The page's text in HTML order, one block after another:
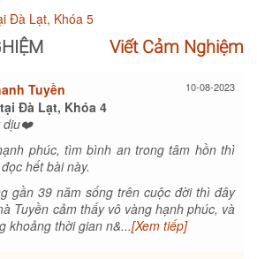
Đà Lạt, Khóa 5
Viết Cảm Nghiệm
Tuyền 10-08-2023
Đà Lạt, Khóa 4
dịu❤️
phúc, tìm bình an trong tâm hồn thì
hết bài này.
gần 39 năm sống trên cuộc đời thì đây
Tuyền cảm thấy vô vàng hạnh phúc, và
khoảng thời gian n&...[Xem tiếp]